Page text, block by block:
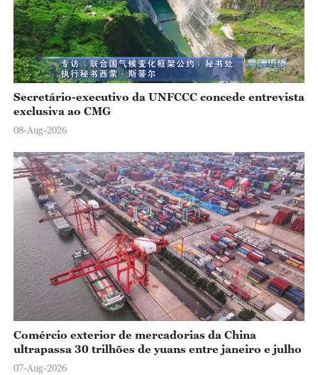
Secretário-executivo da UNFCCC concede entrevista
exclusiva ao CMG
08-Aug-2026
Comércio exterior de mercadorias da China
ultrapassa 30 trilhões de yuans entre janeiro e julho
07-Aug-2026